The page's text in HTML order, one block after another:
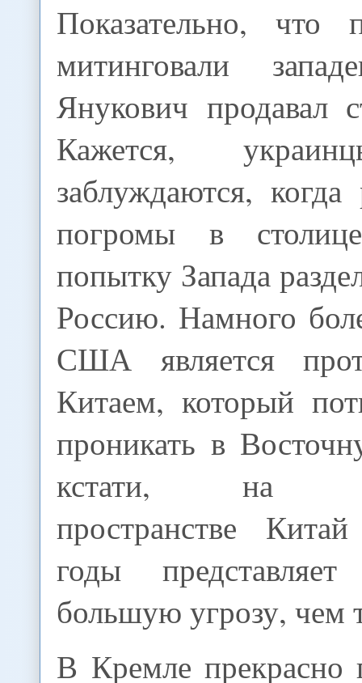
Показательно,
митинговали
Янукович продавал
Кажется,
заблуждаются, когда
погромы в
попытку Запада
Россию. Намного
США является
Китаем, который
проникать в
кстати, на
пространстве
годы
большую угрозу, чем
В Кремле прекрасно